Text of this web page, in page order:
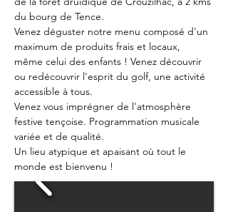
du bourg de Tence.
Venez déguster notre menu composé d'un
maximum de produits frais et locaux,
même celui des enfants ! Venez découvrir
ou redécouvrir l'esprit du golf, une activité
accessible à tous.
Venez vous imprégner de l'atmosphère
festive tençoise. Programmation musicale
variée et de qualité.
Un lieu atypique et apaisant où tout le
monde est bienvenu !